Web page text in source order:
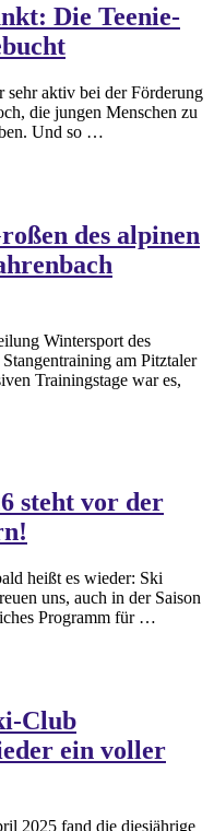
Die Teenie-
aktiv bei der Förderung
die jungen Menschen zu
Und so …
des alpinen
Wintersport des
am Pitztaler
Trainingstage war es,
steht vor der
heißt es wieder: Ski
uns, auch in der Saison
Programm für …
Club
ein voller
2025 fand die diesjährige